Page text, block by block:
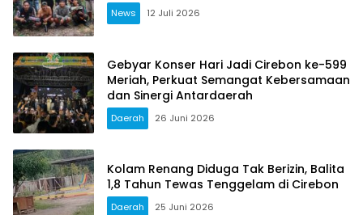
News 12 Juli 2026
Gebyar Konser Hari Jadi Cirebon ke-599
Meriah, Perkuat Semangat Kebersamaan
dan Sinergi Antardaerah
Daerah 26 Juni 2026
Kolam Renang Diduga Tak Berizin, Balita
1,8 Tahun Tewas Tenggelam di Cirebon
Daerah 25 Juni 2026